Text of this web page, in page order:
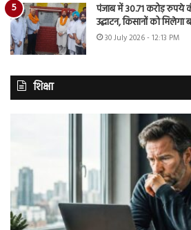
पंजाब में 30.71 करोड़ रुपये
उद्घाटन, किसानों को मिलेगा
30 July 2026 - 12:13 PM
शिक्षा